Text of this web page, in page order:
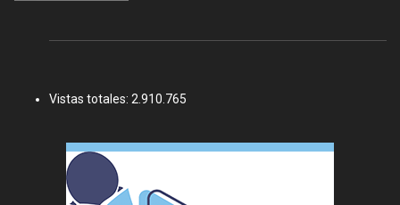
Vistas totales: 2.910.765